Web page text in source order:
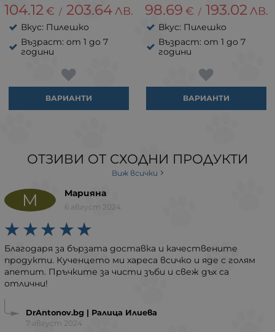
104.12 € / 203.64 ЛВ.
Вкус: Пилешко
Възраст: от 1 до 7
години
ВАРИАНТИ
98.69 € / 193.02 ЛВ.
Вкус: Пилешко
Възраст: от 1 до 7
години
ВАРИАНТИ
ОТЗИВИ ОТ СХОДНИ ПРОДУКТИ
Виж всички
M Mарияна
6 август 2024
Благодаря за бързата доставка и качествените
продукти. Кученцето ми хареса всичко и яде с голям
апетит. Пръчките за чисти зъби и свеж дъх са
отлични!
DrAntonov.bg | Ралица Илиева
7 август 2024